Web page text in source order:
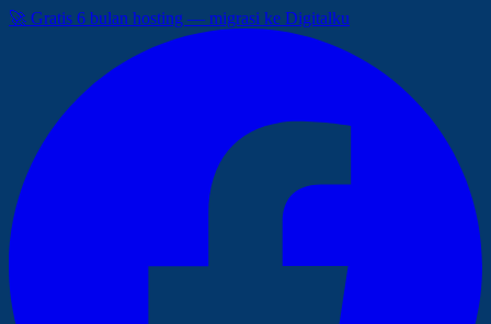
🚀 Gratis 6 bulan hosting — migrasi ke Digitalku